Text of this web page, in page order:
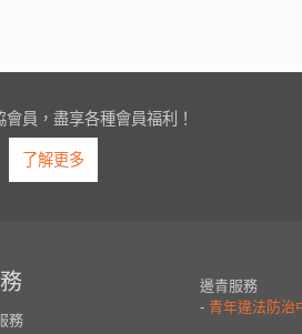
員，盡享各種會員福利！
了解更多